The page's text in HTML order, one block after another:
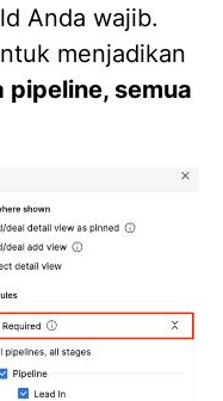
Anda wajib.
menjadikan
pipeline, semua